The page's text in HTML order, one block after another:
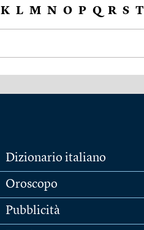
K L M N O P Q R S T
Dizionario italiano
Oroscopo
Pubblicità